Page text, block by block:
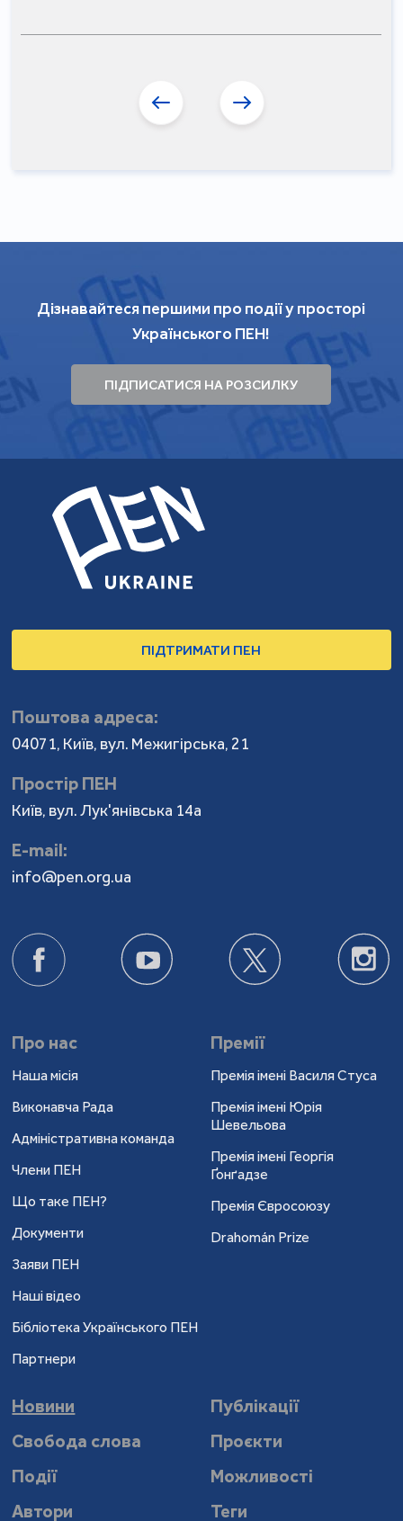
Дізнавайтеся першими про події у просторі
Українського ПЕН!
ПІДПИСАТИСЯ НА РОЗСИЛКУ
ПІДТРИМАТИ ПЕН
Поштова адреса:
04071, Київ, вул. Межигірська, 21
Простір ПЕН
Київ, вул. Лук'янівська 14а
Е-mail:
info@pen.org.ua
Про нас
Наша місія
Виконавча Рада
Адміністративна команда
Члени ПЕН
Що таке ПЕН?
Документи
Заяви ПЕН
Наші відео
Бібліотека Українського ПЕН
Партнери
Премії
Премія імені Василя Стуса
Премія імені Юрія
Шевельова
Премія імені Георгія
Ґонґадзе
Премія Євросоюзу
Drahomán Prize
Новини
Публікації
Свобода слова
Проєкти
Події
Можливості
Автори
Теги